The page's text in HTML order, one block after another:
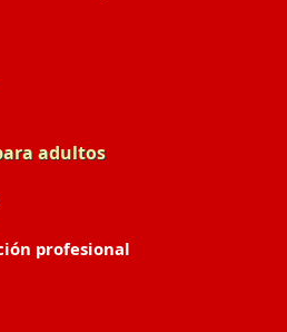
adultos
profesional